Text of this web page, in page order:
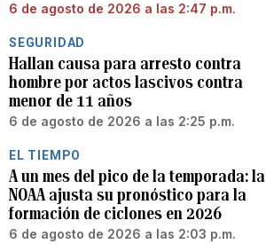
6 de agosto de 2026 a las 2:47 p.m.
SEGURIDAD
Hallan causa para arresto contra
hombre por actos lascivos contra
menor de 11 años
6 de agosto de 2026 a las 2:25 p.m.
EL TIEMPO
A un mes del pico de la temporada: la
NOAA ajusta su pronóstico para la
formación de ciclones en 2026
6 de agosto de 2026 a las 2:03 p.m.